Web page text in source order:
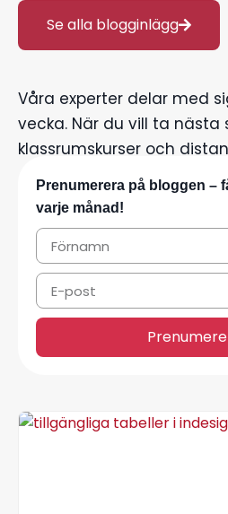
Se alla blogginlägg
Våra experter delar med
vecka. När du vill ta nästa
klassrumskurser och
Prenumerera på bloggen –
varje månad!